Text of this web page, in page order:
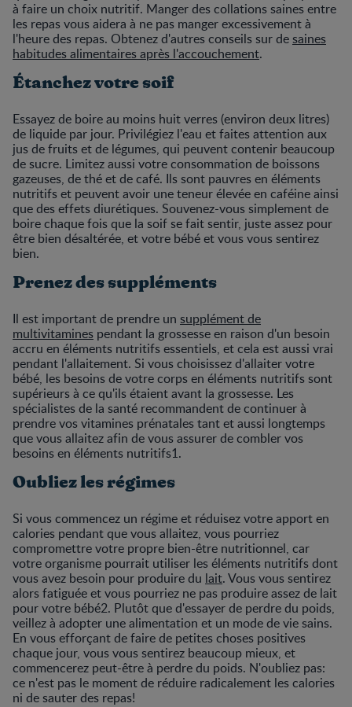
à faire un choix nutritif. Manger des collations saines entre
les repas vous aidera à ne pas manger excessivement à
l'heure des repas. Obtenez d'autres conseils sur desaines
habitudes alimentaires après l'accouchement.
Étanchez votre soif
Essayez de boire au moins huit verres (environ deux litres)
de liquide par jour. Privilégiez l'eau et faites attention aux
jus de fruits et de légumes, qui peuvent contenir beaucoup
de sucre. Limitez aussi votre consommation de boissons
gazeuses, de thé et de café. Ils sont pauvres en éléments
nutritifs et peuvent avoir une teneur élevée en caféine ainsi
que des effets diurétiques. Souvenez-vous simplement de
boire chaque fois que la soif se fait sentir, juste assez pour
être bien désaltérée, et votre bébé et vous vous sentirez
bien.
Prenez des suppléments
Il est important de prendre un supplément de
multivitamines pendant la grossesse en raison d'un besoin
accru en éléments nutritifs essentiels, et cela est aussi vrai
pendant l'allaitement. Si vous choisissez d'allaiter votre
bébé, les besoins de votre corps en éléments nutritifs sont
supérieurs à ce qu'ils étaient avant la grossesse. Les
spécialistes de la santé recommandent de continuer à
prendre vos vitamines prénatales tant et aussi longtemps
que vous allaitez afin de vous assurer de combler vos
besoins en éléments nutritifs1.
Oubliez les régimes
Si vous commencez un régime et réduisez votre apport en
calories pendant que vous allaitez, vous pourriez
compromettre votre propre bien-être nutritionnel, car
votre organisme pourrait utiliser les éléments nutritifs dont
vous avez besoin pour produire du lait. Vous vous sentirez
alors fatiguée et vous pourriez ne pas produire assez de lait
pour votre bébé2. Plutôt que d'essayer de perdre du poids,
veillez à adopter une alimentation et un mode de vie sains.
En vous efforçant de faire de petites choses positives
chaque jour, vous vous sentirez beaucoup mieux, et
commencerez peut-être à perdre du poids. N'oubliez pas:
ce n'est pas le moment de réduire radicalement les calories
ni de sauter des repas!